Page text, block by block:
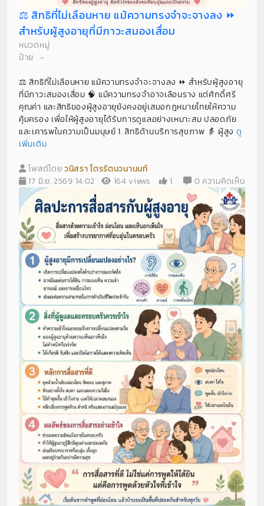
⚖️ สิทธิที่ไม่เลือนหาย แม้ความทรงจำจะจางลง ⏩️
สำหรับผู้สูงอายุที่มีภาวะสมองเสื่อม
หมวดหมู่
ป้าย-
⚖️ สิทธิที่ไม่เลือนหาย แม้ความทรงจำจะจางลง ⏩️ สำหรับผู้สูงอายุ
ที่มีภาวะสมองเสื่อม 🧠 แม้ความทรงจำอาจเลือนราง แต่ศักดิ์ศรี
คุณค่า และสิทธิของผู้สูงอายุยังคงอยู่เสมอกฎหมายไทยให้ความ
คุ้มครอง เพื่อให้ผู้สูงอายุได้รับการดูแลอย่างเหมาะสม ปลอดภัย
และเคารพในความเป็นมนุษย์ 1. สิทธิด้านบริการสุขภาพ 👵 ผู้สูง ดู
เพิ่มเติม
โพสต์โดยวนิสรา ไตรรัตนวนานนท์
17 มิ.ย. 2569 14:02
164 views 1 0 ความคิดเห็น